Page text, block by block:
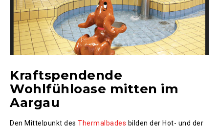
Kraftspendende
Wohlfühloase mitten im
Aargau
Den Mittelpunkt des Thermalbades bilden der Hot- und der